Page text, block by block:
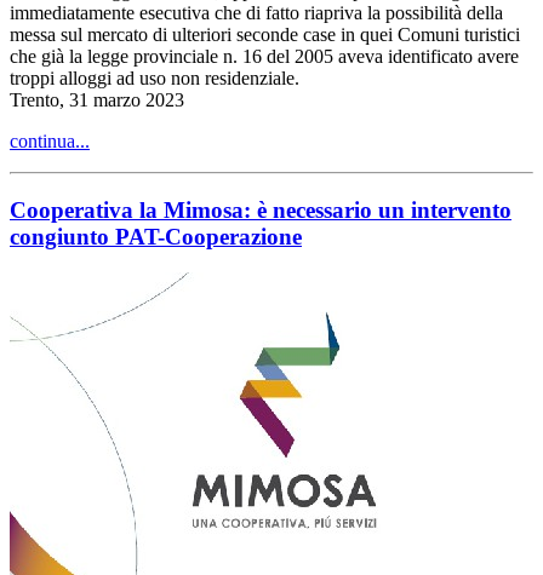
immediatamente esecutiva che di fatto riapriva la possibilità della
messa sul mercato di ulteriori seconde case in quei Comuni turistici
che già la legge provinciale n. 16 del 2005 aveva identificato avere
troppi alloggi ad uso non residenziale.
Trento, 31 marzo 2023
continua...
Cooperativa la Mimosa: è necessario un intervento
congiunto PAT-Cooperazione